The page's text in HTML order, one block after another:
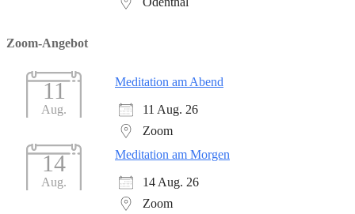
Zoom-Angebot
11
Aug.
Meditation am Abend
11 Aug. 26
Zoom
14
Aug.
Meditation am Morgen
14 Aug. 26
Zoom